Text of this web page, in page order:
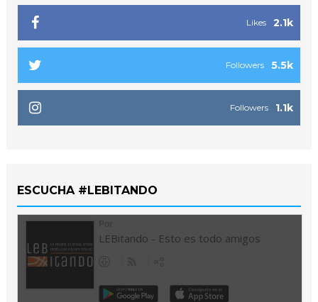
2.1k
Likes
5.5k
Followers
1.1k
Followers
ESCUCHA #LEBITANDO